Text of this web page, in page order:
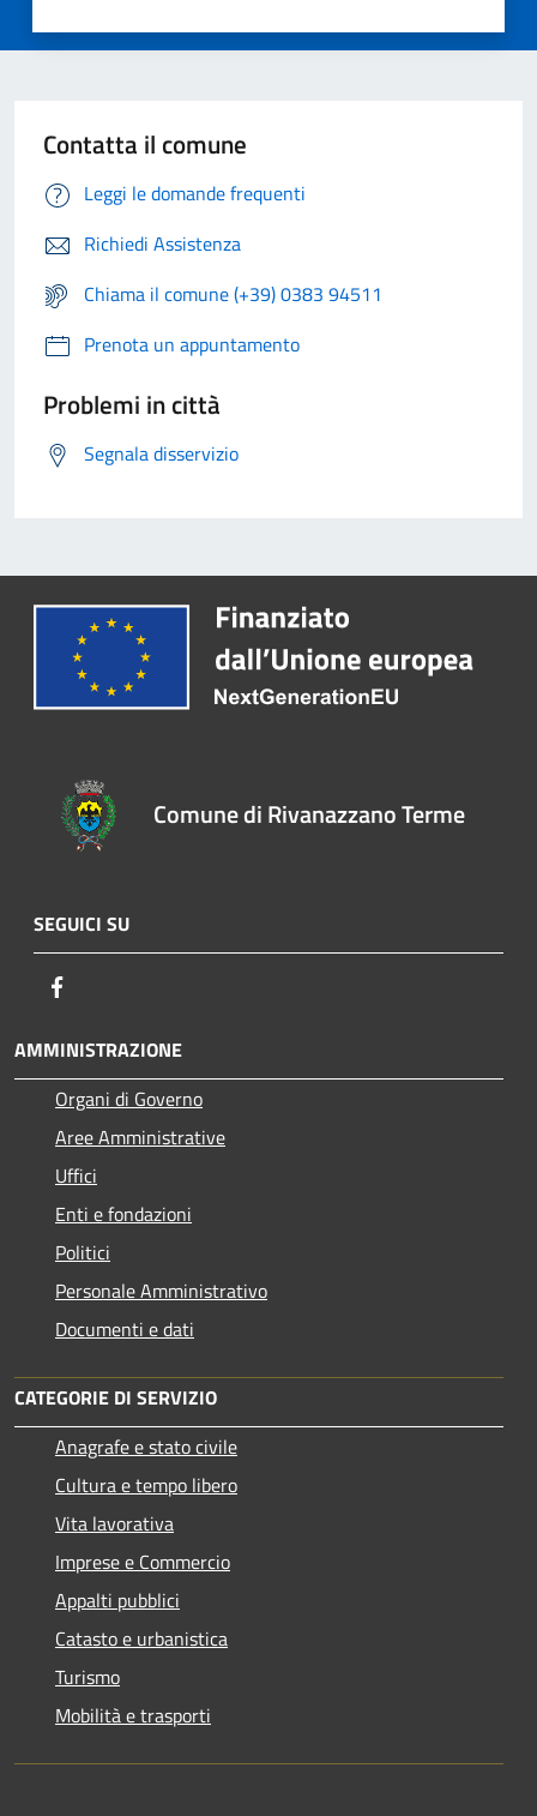
Contatta il comune
Leggi le domande frequenti
Richiedi Assistenza
Chiama il comune (+39) 0383 94511
Prenota un appuntamento
Problemi in città
Segnala disservizio
Comune di Rivanazzano Terme
SEGUICI SU
AMMINISTRAZIONE
Organi di Governo
Aree Amministrative
Uffici
Enti e fondazioni
Politici
Personale Amministrativo
Documenti e dati
CATEGORIE DI SERVIZIO
Anagrafe e stato civile
Cultura e tempo libero
Vita lavorativa
Imprese e Commercio
Appalti pubblici
Catasto e urbanistica
Turismo
Mobilità e trasporti